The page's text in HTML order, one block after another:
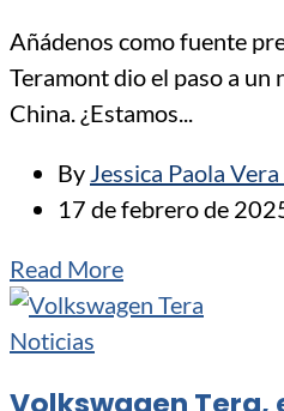
Añádenos como fuente
Teramont dio el paso a un
China. ¿Estamos...
By Jessica Paola
17 de febrero de
Read More
Noticias
Volkswagen Tera,